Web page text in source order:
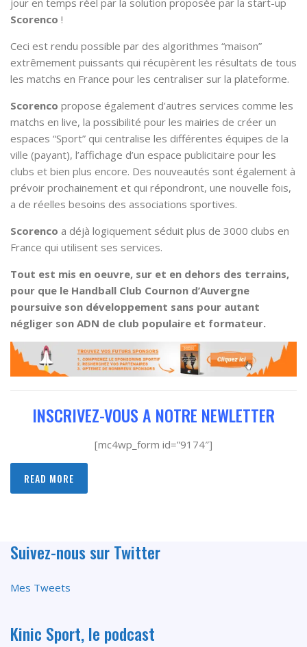
Scorenco !
Ceci est rendu possible par des algorithmes “maison”
extrêmement puissants qui récupèrent les résultats de tous
les matchs en France pour les centraliser sur la plateforme.
Scorenco propose également d’autres services comme les
matchs en live, la possibilité pour les mairies de créer un
espaces “Sport” qui centralise les différentes équipes de la
ville (payant), l’affichage d’un espace publicitaire pour les
clubs et bien plus encore. Des nouveautés sont également à
prévoir prochainement et qui répondront, une nouvelle fois,
a de réelles besoins des associations sportives.
Scorenco a déjà logiquement séduit plus de 3000 clubs en
France qui utilisent ses services.
Tout est mis en oeuvre, sur et en dehors des terrains,
pour que le Handball Club Cournon d’Auvergne
poursuive son développement sans pour autant
négliger son ADN de club populaire et formateur.
INSCRIVEZ-VOUS A NOTRE NEWLETTER
[mc4wp_form id=”9174″]
READ MORE
Suivez-nous sur Twitter
Mes Tweets
Kinic Sport, le podcast